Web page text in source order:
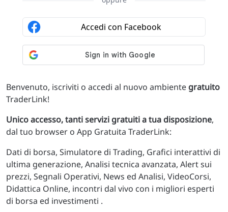
Benvenuto, iscriviti o accedi al nuovo ambiente gratuito
TraderLink!
Unico accesso, tanti servizi gratuiti a tua disposizione,
dal tuo browser o App Gratuita TraderLink:
Dati di borsa, Simulatore di Trading, Grafici interattivi di
ultima generazione, Analisi tecnica avanzata, Alert sui
prezzi, Segnali Operativi, News ed Analisi, VideoCorsi,
Didattica Online, incontri dal vivo con i migliori esperti
di borsa ed investimenti .